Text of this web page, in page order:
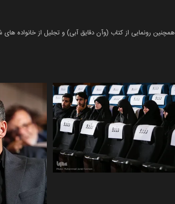
مراسم تجلیل از هنرمندان عرصه ایثار و شهادت با حضور سردار غیب پرور و چهره های سرشناس عرصه سینما ارزضی٬همچنین رونمایی از